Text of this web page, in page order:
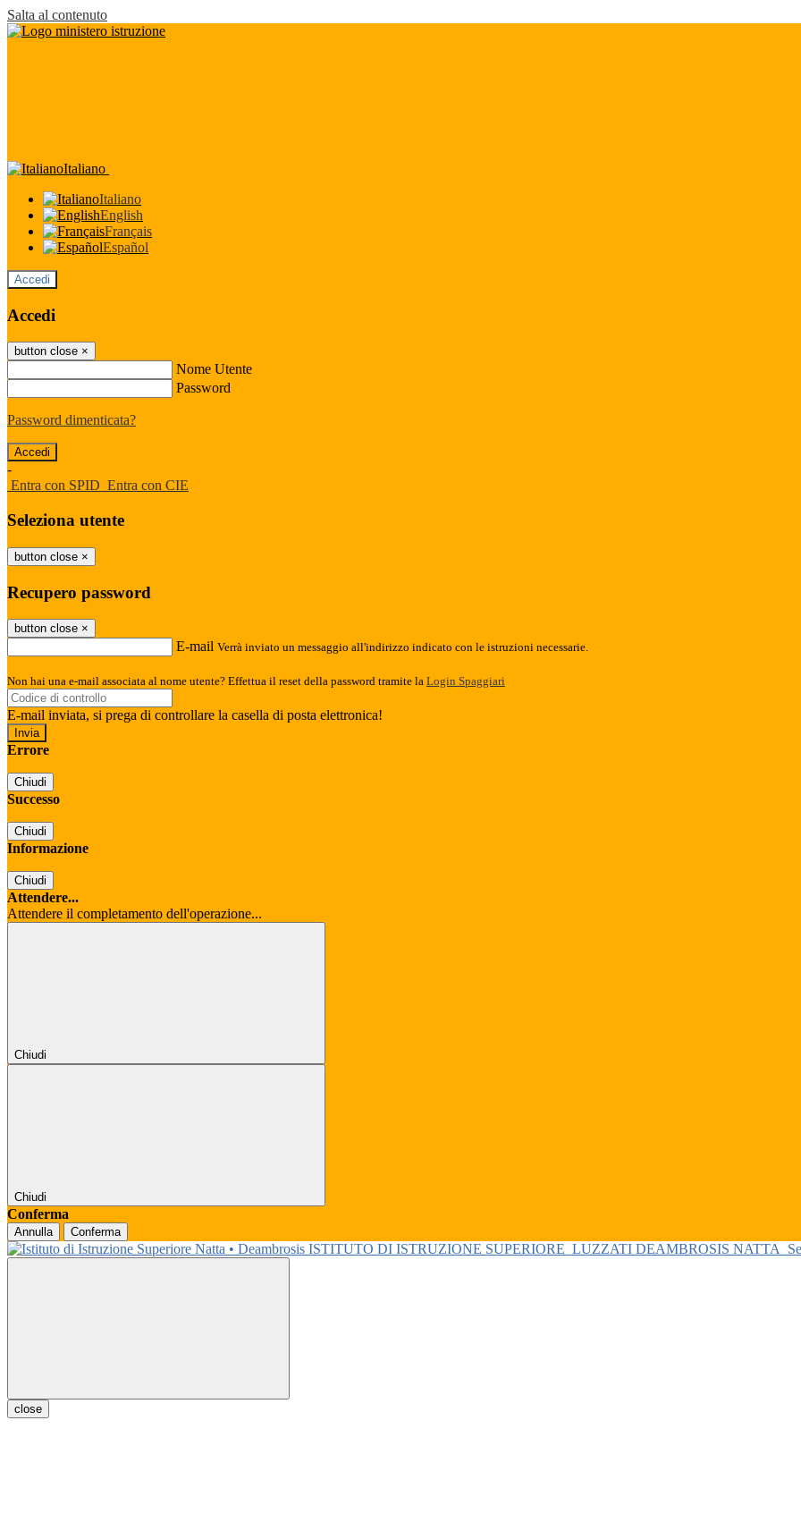
Salta al contenuto
Italiano
Italiano
English
Français
Español
Accedi
Accedi
button close ×
Nome Utente
Password
Password dimenticata?
-
Entra con SPID Entra con CIE
Seleziona utente
button close ×
Recupero password
button close ×
E-mail Verrà inviato un messaggio all'indirizzo indicato con le istruzioni necessarie.
Non hai una e-mail associata al nome utente? Effettua il reset della password tramite la Login Spaggiari
E-mail inviata, si prega di controllare la casella di posta elettronica!
Errore
Chiudi
Successo
Chiudi
Informazione
Chiudi
Attendere...
Attendere il completamento dell'operazione...
Chiudi
Chiudi
Conferma
Annulla Conferma
ISTITUTO DI ISTRUZIONE SUPERIORE LUZZATI DEAMBROSIS NATTA
close